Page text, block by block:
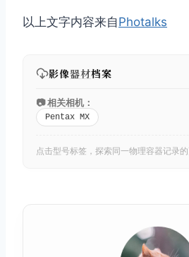
以上文字内容来自Photalks
影像器材档案
📷 相关相机：
Pentax MX
点击型号标签，探索同一物理容器记录的